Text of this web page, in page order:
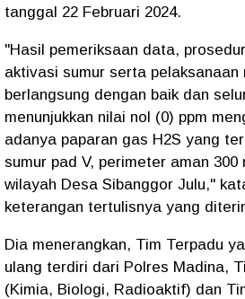
tanggal 22 Februari 2024.
"Hasil pemeriksaan data,
aktivasi sumur serta pelaksanaan
berlangsung dengan baik dan
menunjukkan nilai nol (0) ppm
adanya paparan gas H2S yang
sumur pad V, perimeter aman
wilayah Desa Sibanggor Julu,"
keterangan tertulisnya yang
Dia menerangkan, Tim Terpadu
ulang terdiri dari Polres Madina,
(Kimia, Biologi, Radioaktif) dan